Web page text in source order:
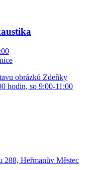
obrázků Zdeňky
hodin, so 9:00-11:00
288, Heřmanův Městec